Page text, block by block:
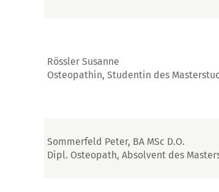
Rössler Susanne
Osteopathin, Studentin des
Sommerfeld Peter, BA MSc D.O.
Dipl. Osteopath, Absolvent des